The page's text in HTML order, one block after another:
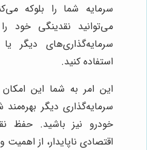
سرمایه شما را بلوکه
می‌توانید نقدینگی خود
سرمایه‌گذاری‌های دیگر
استفاده کنید.
این امر به شما این
سرمایه‌گذاری دیگر
خودرو نیز باشید. حفظ
اقتصادی ناپایدار، از